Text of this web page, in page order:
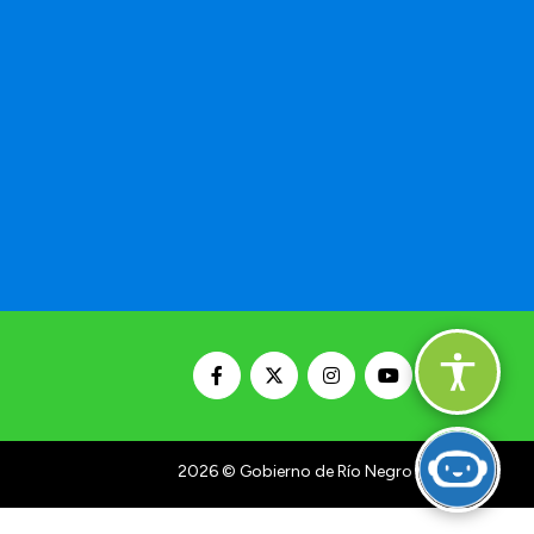
2026© Gobierno de Río Negro